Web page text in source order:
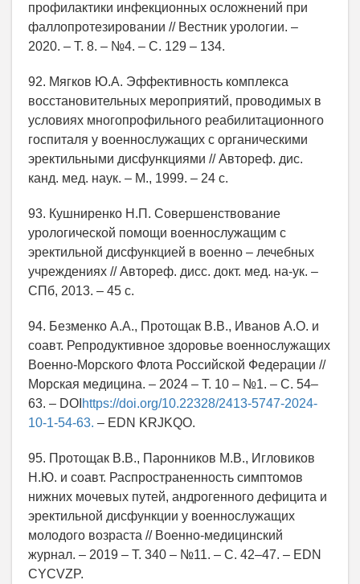
профилактики инфекционных осложнений при
фаллопротезировании // Вестник урологии. –
2020. – Т. 8. – №4. – С. 129 – 134.
92. Мягков Ю.А. Эффективность комплекса
восстановительных мероприятий, проводимых в
условиях многопрофильного реабилитационного
госпиталя у военнослужащих с органическими
эректильными дисфункциями // Автореф. дис.
канд. мед. наук. – М., 1999. – 24 с.
93. Кушниренко Н.П. Совершенствование
урологической помощи военнослужащим с
эректильной дисфункцией в военно – лечебных
учреждениях // Автореф. дисс. докт. мед. на-ук. –
СПб, 2013. – 45 с.
94. Безменко А.А., Протощак В.В., Иванов А.О. и
соавт. Репродуктивное здоровье военнослужащих
Военно-Морского Флота Российской Федерации //
Морская медицина. – 2024 – Т. 10 – №1. – С. 54–
63. – DOI https://doi.org/10.22328/2413-5747-2024-
10-1-54-63. – EDN KRJKQO.
95. Протощак В.В., Паронников М.В., Игловиков
Н.Ю. и соавт. Распространенность симптомов
нижних мочевых путей, андрогенного дефицита и
эректильной дисфункции у военнослужащих
молодого возраста // Военно-медицинский
журнал. – 2019 – Т. 340 – №11. – С. 42–47. – EDN
CYCVZP.